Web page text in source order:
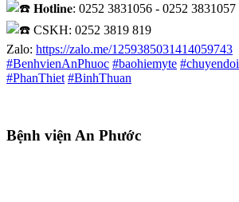
𝐇𝐨𝐭𝐥𝐢𝐧𝐞: 0252 3831056 - 0252 3831057
CSKH: 0252 3819 819
Zalo: https://zalo.me/1259385031414059743
#BenhvienAnPhuoc #baohiemyte #chuyendoi
#PhanThiet #BinhThuan
Bệnh viện An Phước